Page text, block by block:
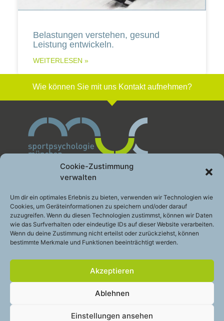
Cookie-Zustimmung
verwalten
Um dir ein optimales Erlebnis zu bieten, verwenden wir Technologien wie
Cookies, um Geräteinformationen zu speichern und/oder darauf
zuzugreifen. Wenn du diesen Technologien zustimmst, können wir Daten
wie das Surfverhalten oder eindeutige IDs auf dieser Website verarbeiten.
Wenn du deine Zustimmung nicht erteilst oder zurückziehst, können
bestimmte Merkmale und Funktionen beeinträchtigt werden.
Akzeptieren
Ablehnen
Einstellungen ansehen
Belastungen verstehen, gesund
Leistung entwickeln.
WEITERLESEN »
Wie können Sie mit uns Kontakt aufnehmen?
Sportpsychologie München GbR
Leistung gesund entwickeln
Engelhardstraße 10a
81369 München